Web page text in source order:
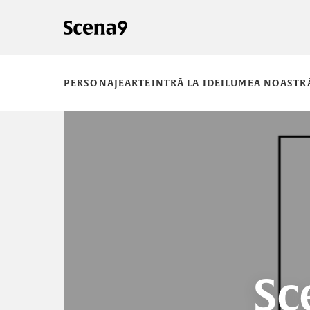
PERSONAJEARTEINTRĂ LA IDEILUMEA